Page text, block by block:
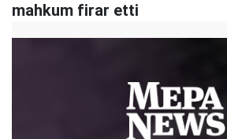
mahkum firar etti